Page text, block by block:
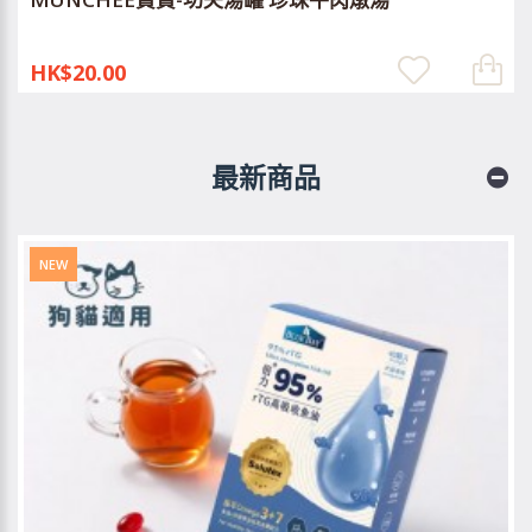
HK$20.00
最新商品
NEW